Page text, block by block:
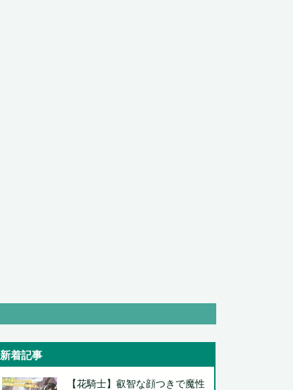
新着記事
【花騎士】叡智な顔つきで魔性